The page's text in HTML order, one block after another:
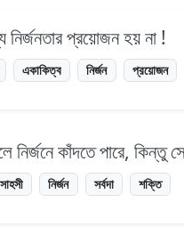
প্রয়োজন হয় না !
একাকিত্ব নির্জন প্রয়োজন
নির্জনে কাঁদতে পারে, কিন্তু
সাহসী নির্জন সর্বদা শক্তি